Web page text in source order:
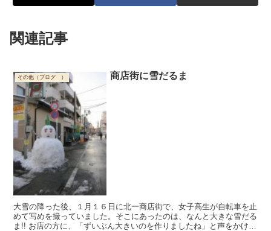
関連記事
その他（ブログ ） 商店街に雪だるま
大雪の降った後、１月１６日に北一商店街で、女子高生が自転車を止
めて写めを撮っていました。そこにあったのは、なんと大きな雪だる
ま!! お店の方に、「ずいぶん大きいのを作りましたね」と声をかける